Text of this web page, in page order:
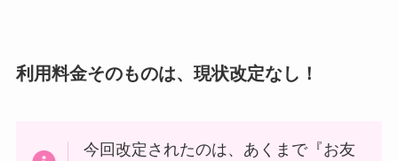
利用料金そのものは、現状改定なし！
今回改定されたのは、あくまで『お友